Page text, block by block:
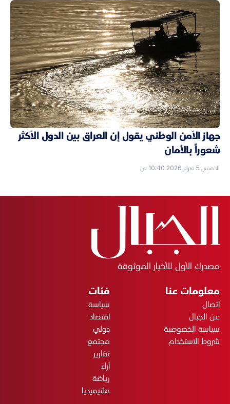
جهاز الأمن الوطني يقول إن العراق بين الدول الأكثر
شعوراً بالأمان
الخميس 5 فبراير 2026 10:40 ص
مصدرك الأول للأخبار الموثوقة
معلومات عنا
اتصال
عن الجبال
سياسة الخصوصية
شروط الاستخدام
فئات
سياسة
اقتصاد
دولي
مجتمع
تقارير
آراء
رياضة
ملتيميديا